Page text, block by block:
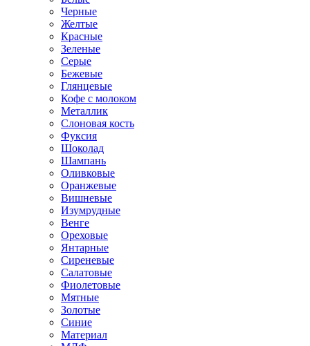
Черные
Желтые
Красные
Зеленые
Серые
Бежевые
Глянцевые
Кофе с молоком
Металлик
Слоновая кость
Фуксия
Шоколад
Шампань
Оливковые
Оранжевые
Вишневые
Изумрудные
Венге
Ореховые
Янтарные
Сиреневые
Салатовые
Фиолетовые
Мятные
Золотые
Синие
Материал